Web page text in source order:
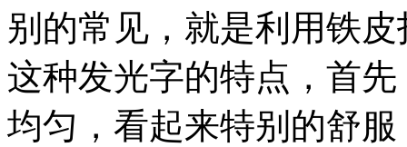
别的常见，就是利用铁
这种发光字的特点，首
均匀，看起来特别的舒